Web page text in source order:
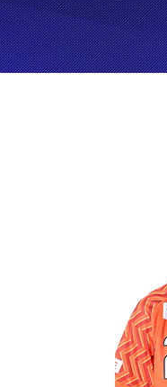
スクール
特設ページ